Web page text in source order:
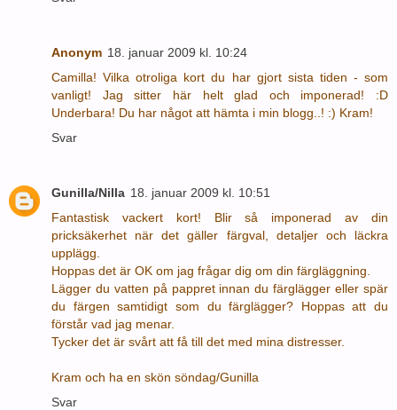
Anonym 18. januar 2009 kl. 10:24
Camilla! Vilka otroliga kort du har gjort sista tiden - som
vanligt! Jag sitter här helt glad och imponerad! :D
Underbara! Du har något att hämta i min blogg..! :) Kram!
Svar
Gunilla/Nilla 18. januar 2009 kl. 10:51
Fantastisk vackert kort! Blir så imponerad av din
pricksäkerhet när det gäller färgval, detaljer och läckra
upplägg.
Hoppas det är OK om jag frågar dig om din färgläggning.
Lägger du vatten på pappret innan du färglägger eller spär
du färgen samtidigt som du färglägger? Hoppas att du
förstår vad jag menar.
Tycker det är svårt att få till det med mina distresser.
Kram och ha en skön söndag/Gunilla
Svar